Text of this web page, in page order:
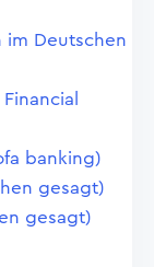
im Deutschen
banking)
gesagt)
gesagt)